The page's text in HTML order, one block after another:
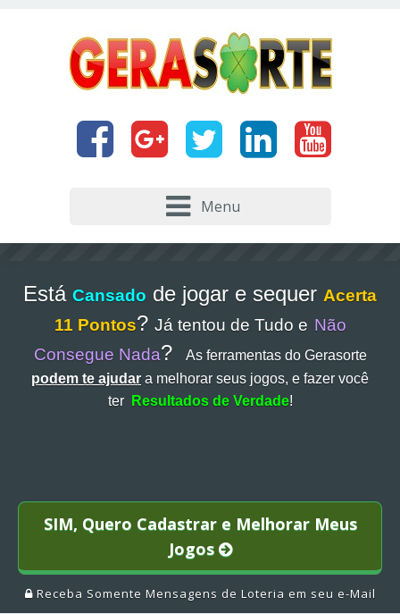
Menu
Está Cansado de jogar e sequer Acerta
11 Pontos? Já tentou de Tudo e Não
Consegue Nada?
As ferramentas do Gerasorte
podem te ajudar a melhorar seus jogos, e fazer você
ter
Resultados de Verdade!
SIM, Quero Cadastrar e Melhorar Meus
Jogos
Receba Somente Mensagens de Loteria em seu e-Mail